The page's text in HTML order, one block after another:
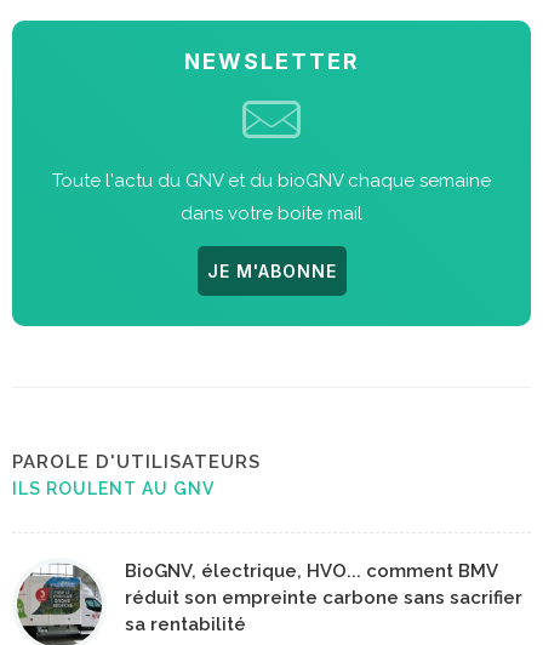
NEWSLETTER
Toute l'actu du GNV et du bioGNV chaque semaine
dans votre boite mail
JE M'ABONNE
PAROLE D'UTILISATEURS
ILS ROULENT AU GNV
BioGNV, électrique, HVO... comment BMV
réduit son empreinte carbone sans sacrifier
sa rentabilité